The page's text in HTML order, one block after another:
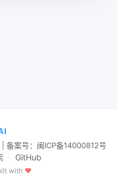
备案号：闽ICP备14000812号
· GitHub
with ♥